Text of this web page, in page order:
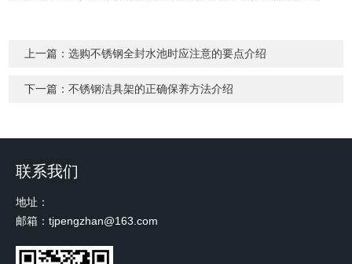
上一篇：选购不锈钢全封水池时应注意的要点介绍
下一篇：不锈钢洁具架的正确保养方法介绍
联系我们
地址：
邮箱：tjpengzhan@163.com